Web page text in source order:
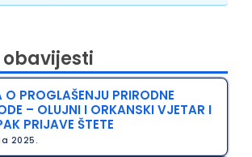
obavijesti
O PROGLAŠENJU PRIRODNE
– OLUJNI I ORKANSKI VJETAR I
PRIJAVE ŠTETE
2025.